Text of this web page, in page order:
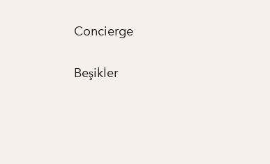
Concierge
Beşikler